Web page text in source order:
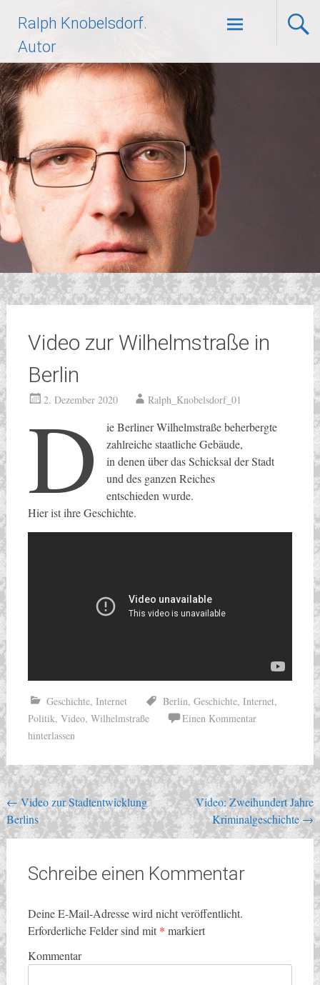
Inhalt
springen
Ralph Knobelsdorf.
Autor
Video zur Wilhelmstraße in
Berlin
2. Dezember 2020 Ralph_Knobelsdorf_01
D
ie Berliner Wilhelmstraße beherbergte
zahlreiche staatliche Gebäude,
in denen über das Schicksal der Stadt
und des ganzen Reiches
entschieden wurde.
Hier ist ihre Geschichte.
Geschichte, Internet Berlin, Geschichte, Internet,
Politik, Video, Wilhelmstraße
Einen Kommentar
hinterlassen
Beitragsnavigation
←Video zur Stadtentwicklung
Berlins
Video: Zweihundert Jahre
Kriminalgeschichte→
Schreibe einen Kommentar
Deine E-Mail-Adresse wird nicht veröffentlicht.
Erforderliche Felder sind mit * markiert
Kommentar